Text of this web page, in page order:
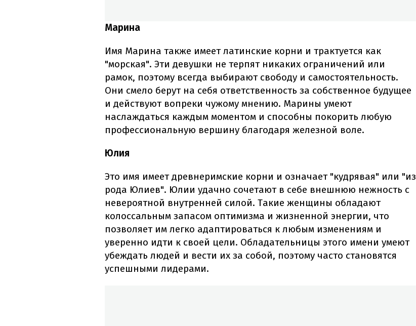
Марина
Имя Марина также имеет латинские корни и трактуется как
"морская". Эти девушки не терпят никаких ограничений или
рамок, поэтому всегда выбирают свободу и самостоятельность.
Они смело берут на себя ответственность за собственное будущее
и действуют вопреки чужому мнению. Марины умеют
наслаждаться каждым моментом и способны покорить любую
профессиональную вершину благодаря железной воле.
Юлия
Это имя имеет древнеримские корни и означает "кудрявая" или "из
рода Юлиев". Юлии удачно сочетают в себе внешнюю нежность с
невероятной внутренней силой. Такие женщины обладают
колоссальным запасом оптимизма и жизненной энергии, что
позволяет им легко адаптироваться к любым изменениям и
уверенно идти к своей цели. Обладательницы этого имени умеют
убеждать людей и вести их за собой, поэтому часто становятся
успешными лидерами.